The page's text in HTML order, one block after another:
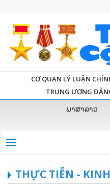
CƠ QUAN LÝ LUẬN
TRUNG ƯƠNG
ພາສາລາວ
THỰC TIỄN -